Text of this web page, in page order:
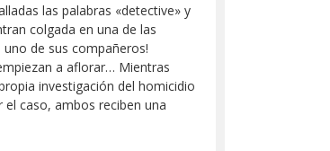
las palabras «detective» y
colgada en una de las
de sus compañeros!
a aflorar… Mientras
investigación del homicidio
caso, ambos reciben una